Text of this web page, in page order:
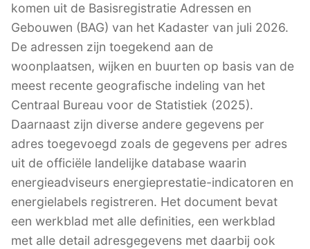
komen uit de Basisregistratie Adressen en
Gebouwen (BAG) van het Kadaster van juli 2026.
De adressen zijn toegekend aan de
woonplaatsen, wijken en buurten op basis van de
meest recente geografische indeling van het
Centraal Bureau voor de Statistiek (2025).
Daarnaast zijn diverse andere gegevens per
adres toegevoegd zoals de gegevens per adres
uit de officiële landelijke database waarin
energieadviseurs energieprestatie-indicatoren en
energielabels registreren. Het document bevat
een werkblad met alle definities, een werkblad
met alle detail adresgegevens met daarbij ook